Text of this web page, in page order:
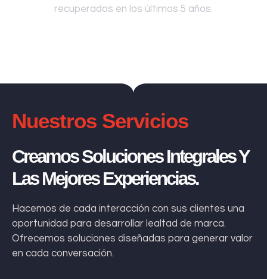
recuperados en los últimos 5 años.
Nuestros Servicios
Creamos Soluciones Integrales Y
Las Mejores Experiencias.
Hacemos de cada interacción con sus clientes una
oportunidad para desarrollar lealtad de marca.
Ofrecemos soluciones diseñadas para generar valor
en cada conversación.